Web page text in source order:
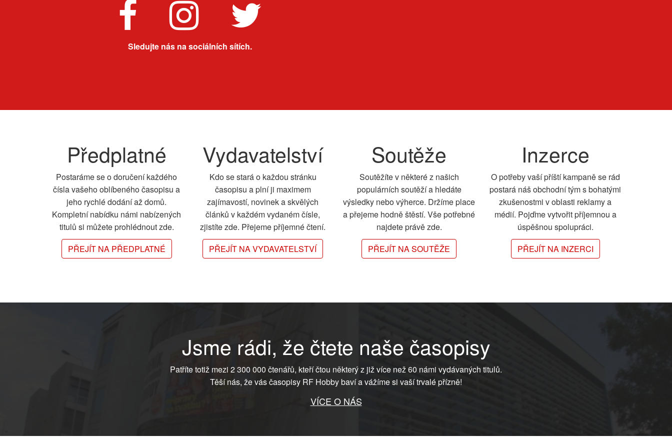
Sledujte nás na sociálních sítích.
Předplatné
Postaráme se o doručení každého
čísla vašeho oblíbeného časopisu a
jeho rychlé dodání až domů.
Kompletní nabídku námi nabízených
titulů si můžete prohlédnout zde.
PŘEJÍT NA PŘEDPLATNÉ
Vydavatelství
Kdo se stará o každou stránku
časopisu a plní ji maximem
zajímavostí, novinek a skvělých
článků v každém vydaném čísle,
zjistíte zde. Přejeme příjemné čtení.
PŘEJÍT NA VYDAVATELSTVÍ
Soutěže
Soutěžíte v některé z našich
populárních soutěží a hledáte
výsledky nebo výherce. Držíme place
a přejeme hodně štěstí. Vše potřebné
najdete právě zde.
PŘEJÍT NA SOUTĚŽE
Inzerce
O potřeby vaší příští kampaně se rád
postará náš obchodní tým s bohatými
zkušenostmi v oblasti reklamy a
médií. Pojďme vytvořit příjemnou a
úspěšnou spolupráci.
PŘEJÍT NA INZERCI
Jsme rádi, že čtete naše časopisy
Patříte totiž mezi 2 300 000 čtenářů, kteří čtou některý z již více než 60 námi vydávaných titulů.
Těší nás, že vás časopisy RF Hobby baví a vážíme si vaší trvalé přízně!
VÍCE O NÁS